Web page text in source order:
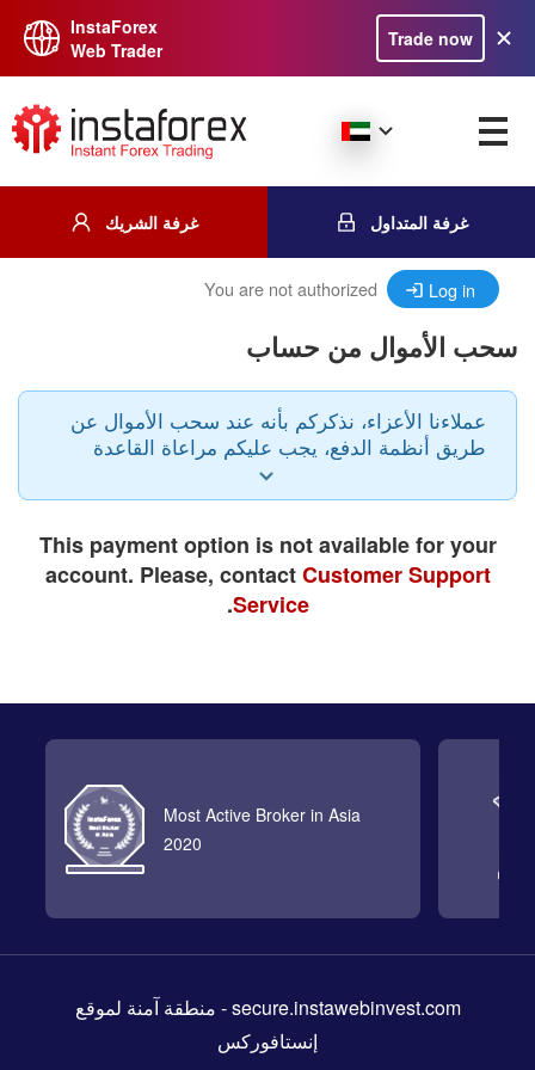
InstaForex
Web Trader
Trade now
غرفة الشريك غرفة المتداول
You are not authorized Log in
سحب الأموال من حساب
عملاءنا الأعزاء، نذكركم بأنه عند سحب الأموال عن
طريق أنظمة الدفع، يجب عليكم مراعاة القاعدة
التالية: يجب أن يكون< نظام الدفع وكذلك عملة الإيداع
والسحب هو نفسه.
This payment option is not available for your
account. Please, contactCustomer Support
Service
.
Most Active Broker in Asia
2020
secure.instawebinvest.com- منطقة آمنة لموقع
إنستافوركس